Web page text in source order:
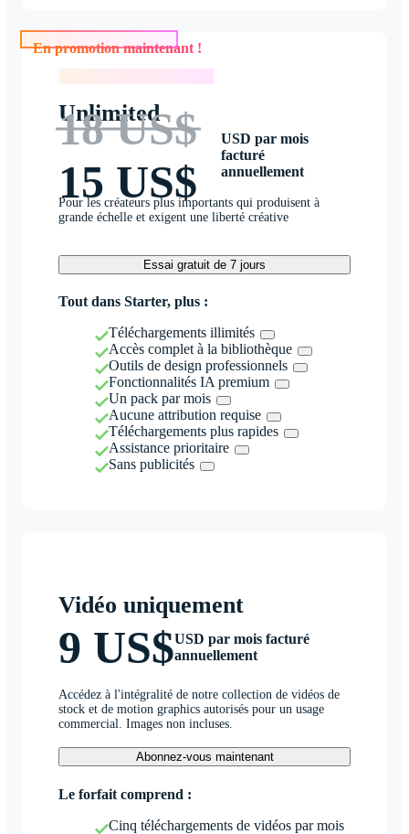
En promotion maintenant !
Unlimited
18 US$
15 US$
USD par mois
facturé
annuellement
Pour les créateurs plus importants qui produisent à
grande échelle et exigent une liberté créative
Essai gratuit de 7 jours
Tout dans Starter, plus :
Téléchargements illimités
Accès complet à la bibliothèque
Outils de design professionnels
Fonctionnalités IA premium
Un pack par mois
Aucune attribution requise
Téléchargements plus rapides
Assistance prioritaire
Sans publicités
Vidéo uniquement
9 US$USD par mois facturé
annuellement
Accédez à l'intégralité de notre collection de vidéos de
stock et de motion graphics autorisés pour un usage
commercial. Images non incluses.
Abonnez-vous maintenant
Le forfait comprend :
Cinq téléchargements de vidéos par mois